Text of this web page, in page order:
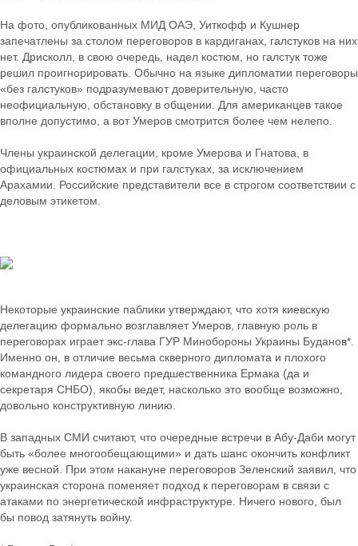
На фото, опубликованных МИД ОАЭ, Уиткофф и Кушнер
запечатлены за столом переговоров в кардиганах, галстуков на них
нет. Дрисколл, в свою очередь, надел костюм, но галстук тоже
решил проигнорировать. Обычно на языке дипломатии переговоры
«без галстуков» подразумевают доверительную, часто
неофициальную, обстановку в общении. Для американцев такое
вполне допустимо, а вот Умеров смотрится более чем нелепо.
Члены украинской делегации, кроме Умерова и Гнатова, в
официальных костюмах и при галстуках, за исключением
Арахамии. Российские представители все в строгом соответствии с
деловым этикетом.
Некоторые украинские паблики утверждают, что хотя киевскую
делегацию формально возглавляет Умеров, главную роль в
переговорах играет экс-глава ГУР Минобороны Украины Буданов*.
Именно он, в отличие весьма скверного дипломата и плохого
командного лидера своего предшественника Ермака (да и
секретаря СНБО), якобы ведет, насколько это вообще возможно,
довольно конструктивную линию.
В западных СМИ считают, что очередные встречи в Абу-Даби могут
быть «более многообещающими» и дать шанс окончить конфликт
уже весной. При этом накануне переговоров Зеленский заявил, что
украинская сторона поменяет подход к переговорам в связи с
атаками по энергетической инфраструктуре. Ничего нового, был
бы повод затянуть войну.